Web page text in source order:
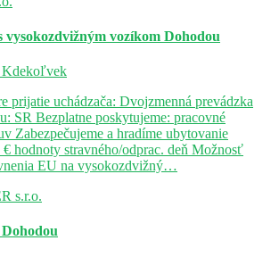
vysokozdvižným vozíkom Dohodou
Kdekoľvek
prijatie uchádzača: Dvojzmenná prevádzka
SR Bezplatne poskytujeme: pracovné
Zabezpečujeme a hradíme ubytovanie
hodnoty stravného/odprac. deň Možnosť
EU na vysokozdvižný…
Dohodou